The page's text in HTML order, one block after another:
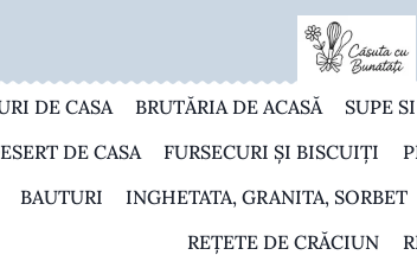
DE CASA BRUTĂRIA DE ACASĂ SUPE
DE CASA FURSECURI ȘI BISCUIȚI
BAUTURI INGHETATA, GRANITA, SORBET
REȚETE DE CRĂCIUN